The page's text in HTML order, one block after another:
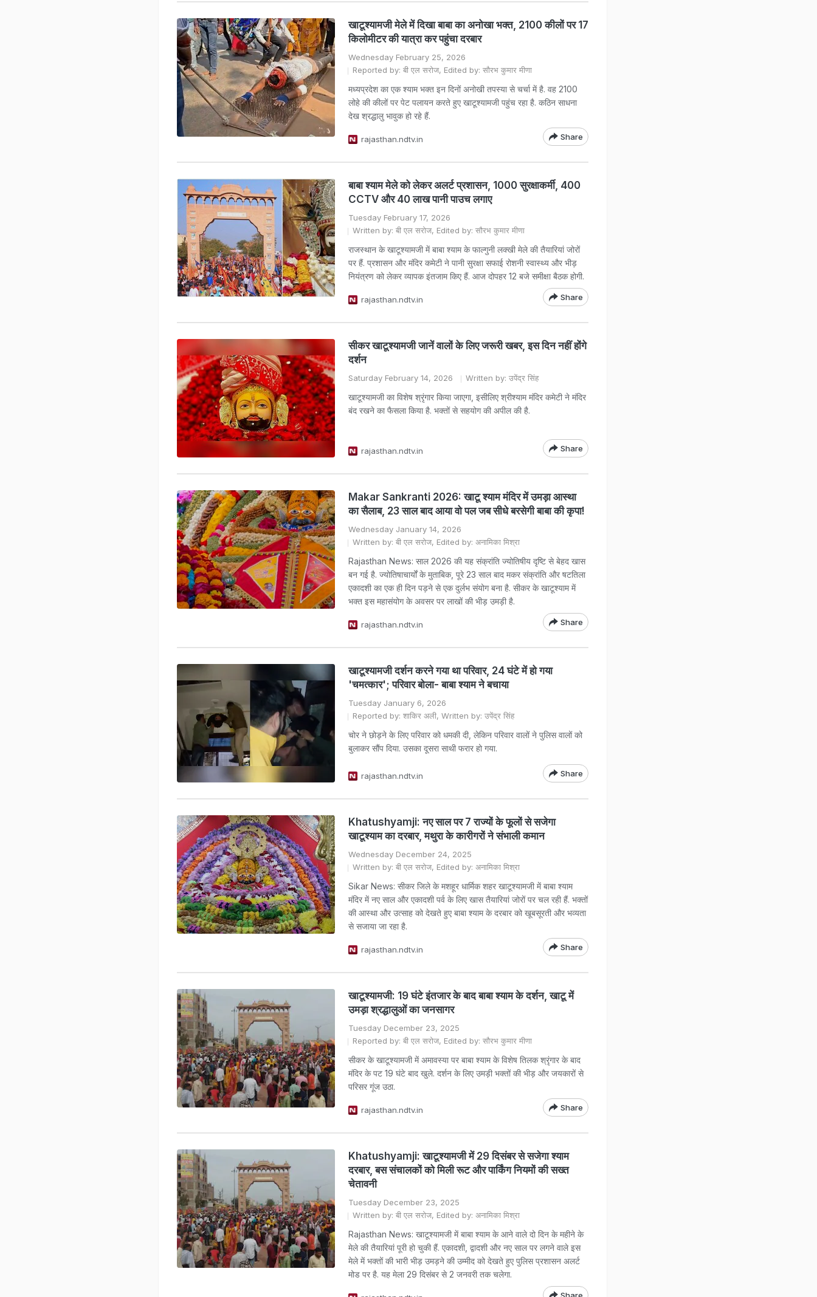
खाटूश्यामजी मेले में दिखा बाबा का अनोखा भक्त, 2100 कीलों पर 17
किलोमीटर की यात्रा कर पहुंचा दरबार
Wednesday February 25, 2026
Reported by: बी एल सरोज, Edited by: सौरभ कुमार मीणा
मध्यप्रदेश का एक श्याम भक्त इन दिनों अनोखी तपस्या से चर्चा में है. वह 2100
लोहे की कीलों पर पेट पलायन करते हुए खाटूश्यामजी पहुंच रहा है. कठिन साधना
देख श्रद्धालु भावुक हो रहे हैं.
rajasthan.ndtv.in Share
बाबा श्याम मेले को लेकर अलर्ट प्रशासन, 1000 सुरक्षाकर्मी, 400
CCTV और 40 लाख पानी पाउच लगाए
Tuesday February 17, 2026
Written by: बी एल सरोज, Edited by: सौरभ कुमार मीणा
राजस्थान के खाटूश्यामजी में बाबा श्याम के फाल्गुनी लक्खी मेले की तैयारियां जोरों
पर हैं. प्रशासन और मंदिर कमेटी ने पानी सुरक्षा सफाई रोशनी स्वास्थ्य और भीड़
नियंत्रण को लेकर व्यापक इंतजाम किए हैं. आज दोपहर 12 बजे समीक्षा बैठक होगी.
rajasthan.ndtv.in Share
सीकर खाटूश्‍यामजी जानें वालों के ल‍िए जरूरी खबर, इस दिन नहीं होंगे
दर्शन
Saturday February 14, 2026 Written by: उपेंद्र सिंह
खाटूश्‍यामजी का व‍िशेष श्रृंगार क‍िया जाएगा, इसील‍िए श्रीश्‍याम मंद‍िर कमेटी ने मंद‍िर
बंद रखने का फैसला क‍िया है. भक्‍तों से सहयोग की अपील की है.
rajasthan.ndtv.in Share
Makar Sankranti 2026: खाटू श्याम मंदिर में उमड़ा आस्था
का सैलाब, 23 साल बाद आया वो पल जब सीधे बरसेगी बाबा की कृपा!
Wednesday January 14, 2026
Written by: बी एल सरोज, Edited by: अनामिका मिश्रा
Rajasthan News: साल 2026 की यह संक्रांति ज्योतिषीय दृष्टि से बेहद खास
बन गई है. ज्योतिषाचार्यों के मुताबिक, पूरे 23 साल बाद मकर संक्रांति और षटतिला
एकादशी का एक ही दिन पड़ने से एक दुर्लभ संयोग बना है. सीकर के खाटूश्याम में
भक्त इस महासंयोग के अवसर पर लाखों की भीड़ उमड़ी है.
rajasthan.ndtv.in Share
खाटूश्‍यामजी दर्शन करने गया था पर‍िवार, 24 घंटे में हो गया
'चमत्‍कार'; पर‍िवार बोला- बाबा श्‍याम ने बचाया
Tuesday January 6, 2026
Reported by: शाकिर अली, Written by: उपेंद्र सिंह
चोर ने छोड़ने के लिए पर‍िवार को धमकी दी, लेक‍िन परिवार वालों ने पुल‍िस वालों को
बुलाकर सौंप द‍िया. उसका दूसरा साथी फरार हो गया.
rajasthan.ndtv.in Share
Khatushyamji: नए साल पर 7 राज्यों के फूलों से सजेगा
खाटूश्याम का दरबार, मथुरा के कारीगरों ने संभाली कमान
Wednesday December 24, 2025
Written by: बी एल सरोज, Edited by: अनामिका मिश्रा
Sikar News: सीकर जिले के मशहूर धार्मिक शहर खाटूश्यामजी में बाबा श्याम
मंदिर में नए साल और एकादशी पर्व के लिए खास तैयारियां जोरों पर चल रही हैं. भक्तों
की आस्था और उत्साह को देखते हुए बाबा श्याम के दरबार को खूबसूरती और भव्यता
से सजाया जा रहा है.
rajasthan.ndtv.in Share
खाटूश्यामजी: 19 घंटे इंतजार के बाद बाबा श्याम के दर्शन, खाटू में
उमड़ा श्रद्धालुओं का जनसागर
Tuesday December 23, 2025
Reported by: बी एल सरोज, Edited by: सौरभ कुमार मीणा
सीकर के खाटूश्यामजी में अमावस्या पर बाबा श्याम के विशेष तिलक श्रृंगार के बाद
मंदिर के पट 19 घंटे बाद खुले. दर्शन के लिए उमड़ी भक्तों की भीड़ और जयकारों से
परिसर गूंज उठा.
rajasthan.ndtv.in Share
Khatushyamji: खाटूश्यामजी में 29 दिसंबर से सजेगा श्याम
दरबार, बस संचालकों को मिली रूट और पार्किंग नियमों की सख्त
चेतावनी
Tuesday December 23, 2025
Written by: बी एल सरोज, Edited by: अनामिका मिश्रा
Rajasthan News: खाटूश्यामजी में बाबा श्याम के आने वाले दो दिन के महीने के
मेले की तैयारियां पूरी हो चुकी हैं. एकादशी, द्वादशी और नए साल पर लगने वाले इस
मेले में भक्तों की भारी भीड़ उमड़ने की उम्मीद को देखते हुए पुलिस प्रशासन अलर्ट
मोड पर है. यह मेला 29 दिसंबर से 2 जनवरी तक चलेगा.